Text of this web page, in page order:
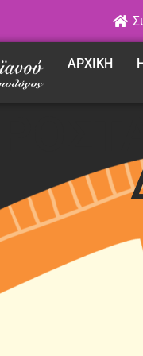
ΑΡΧΙΚΗ